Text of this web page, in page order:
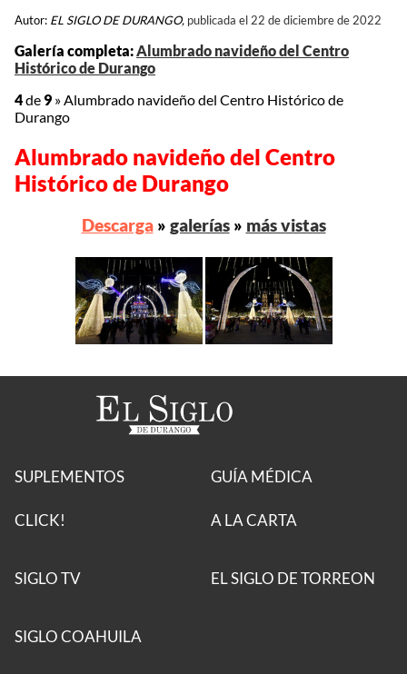
Autor: EL SIGLO DE DURANGO, publicada el 22 de diciembre de 2022
Galería completa:Alumbrado navideño del Centro
Histórico de Durango
4de 9 »Alumbrado navideño del Centro Histórico de
Durango
Alumbrado navideño del Centro
Histórico de Durango
Descarga» galerías» más vistas
SUPLEMENTOS
CLICK!
GUÍA MÉDICA
A LA CARTA
SIGLO TV EL SIGLO DE TORREON
SIGLO COAHUILA